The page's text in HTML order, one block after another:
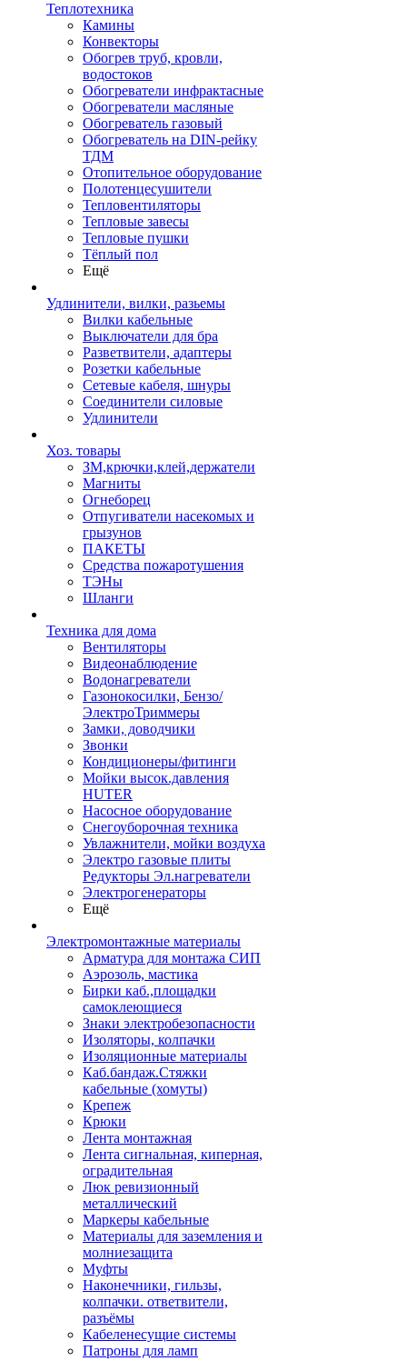
Теплотехника
Камины
Конвекторы
Обогрев труб, кровли,
водостоков
Обогреватели инфрактасные
Обогреватели масляные
Обогреватель газовый
Обогреватель на DIN-рейку
ТДМ
Отопительное оборудование
Полотенцесушители
Тепловентиляторы
Тепловые завесы
Тепловые пушки
Тёплый пол
Ещё
Удлинители, вилки, разьемы
Вилки кабельные
Выключатели для бра
Разветвители, адаптеры
Розетки кабельные
Сетевые кабеля, шнуры
Соединители силовые
Удлинители
Хоз. товары
ЗМ,крючки,клей,держатели
Магниты
Огнеборец
Отпугиватели насекомых и
грызунов
ПАКЕТЫ
Средства пожаротушения
ТЭНы
Шланги
Техника для дома
Вентиляторы
Видеонаблюдение
Водонагреватели
Газонокосилки, Бензо/
ЭлектроТриммеры
Замки, доводчики
Звонки
Кондиционеры/фитинги
Мойки высок.давления
HUTER
Насосное оборудование
Снегоуборочная техника
Увлажнители, мойки воздуха
Электро газовые плиты
Редукторы Эл.нагреватели
Электрогенераторы
Ещё
Электромонтажные материалы
Арматура для монтажа СИП
Аэрозоль, мастика
Бирки каб.,площадки
самоклеющиеся
Знаки электробезопасности
Изоляторы, колпачки
Изоляционные материалы
Каб.бандаж.Стяжки
кабельные (хомуты)
Крепеж
Крюки
Лента монтажная
Лента сигнальная, киперная,
оградительная
Люк ревизионный
металлический
Маркеры кабельные
Материалы для заземления и
молниезащита
Муфты
Наконечники, гильзы,
колпачки. ответвители,
разъёмы
Кабеленесущие системы
Патроны для ламп